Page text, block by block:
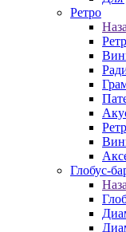
Ретро
Глобус-